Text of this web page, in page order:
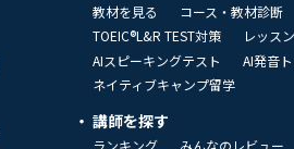
教材を見る コース・教材診断
TOEIC®L&R TEST対策
レッス
AIスピーキングテスト
AI発音
ネイティブキャンプ留学
講師を探す